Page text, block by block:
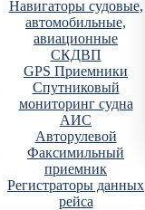
Навигаторы судовые,
автомобильные,
авиационные
СКДВП
GPS Приемники
Спутниковый
мониторинг судна
АИС
Авторулевой
Факсимильный
приемник
Регистраторы данных
рейса